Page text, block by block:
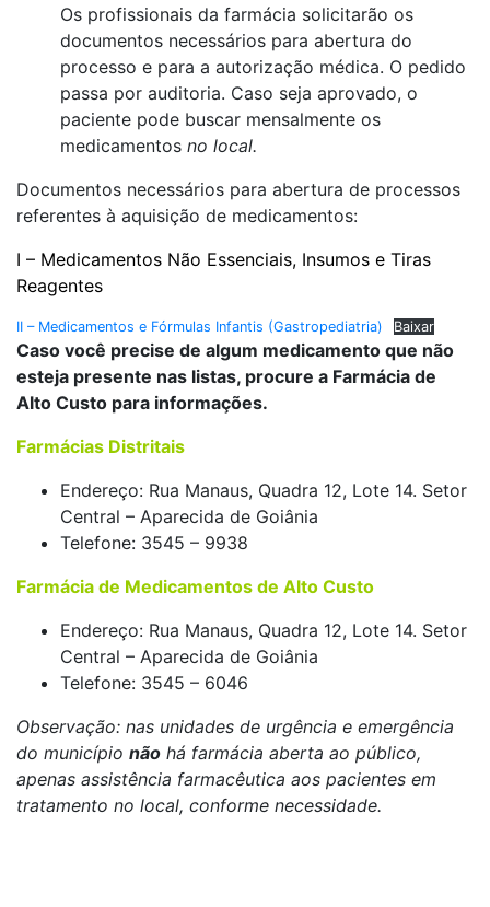
Os profissionais da farmácia solicitarão os
documentos necessários para abertura do
processo e para a autorização médica. O pedido
passa por auditoria. Caso seja aprovado, o
paciente pode buscar mensalmente os
medicamentos no local.
Documentos necessários para abertura de processos
referentes à aquisição de medicamentos:
I – Medicamentos Não Essenciais, Insumos e Tiras
Reagentes
II – Medicamentos e Fórmulas Infantis (Gastropediatria) Baixar
Caso você precise de algum medicamento que não
esteja presente nas listas, procure a Farmácia de
Alto Custo para informações.
Farmácias Distritais
Endereço: Rua Manaus, Quadra 12, Lote 14. Setor
Central – Aparecida de Goiânia
Telefone: 3545 – 9938
Farmácia de Medicamentos de Alto Custo
Endereço: Rua Manaus, Quadra 12, Lote 14. Setor
Central – Aparecida de Goiânia
Telefone: 3545 – 6046
Observação: nas unidades de urgência e emergência
do município não há farmácia aberta ao público,
apenas assistência farmacêutica aos pacientes em
tratamento no local, conforme necessidade.